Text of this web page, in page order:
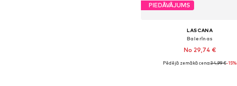
PIEDĀVĀJUMS
LASCANA
Balerīnas
No 29,74 €
Pieejams daudzos izmēros
Pēdējā zemākā cena:34,99 €-15%